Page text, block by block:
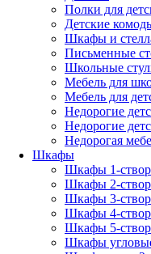
Полки для
Детские
Шкафы и
Письменные
Школьные
Мебель для
Мебель для
Недорогие
Недорогие
Недорогая
Шкафы
Шкафы 1-
Шкафы 2-
Шкафы 3-
Шкафы 4-
Шкафы 5-
Шкафы